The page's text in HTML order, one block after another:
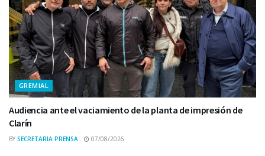
GREMIAL
Audiencia ante el vaciamiento de la planta de impresión de
Clarín
BY SECRETARIA PRENSA 07/08/2026